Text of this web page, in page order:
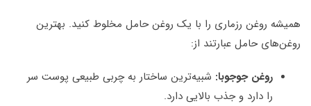
همیشه روغن رزماری را با یک روغن حامل مخلوط کنید. بهترین
روغن‌های حامل عبارتند از:
روغن جوجوبا: شبیه‌ترین ساختار به چربی طبیعی پوست سر
را دارد و جذب بالایی دارد.